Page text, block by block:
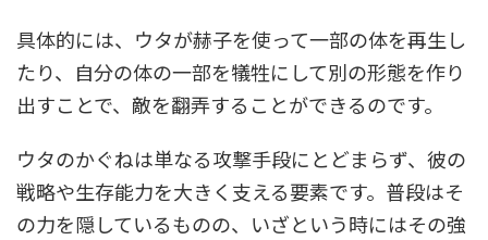
具体的には、ウタが赫子を使って一部の体を再生し
たり、自分の体の一部を犠牲にして別の形態を作り
出すことで、敵を翻弄することができるのです。
ウタのかぐねは単なる攻撃手段にとどまらず、彼の
戦略や生存能力を大きく支える要素です。普段はそ
の力を隠しているものの、いざという時にはその強